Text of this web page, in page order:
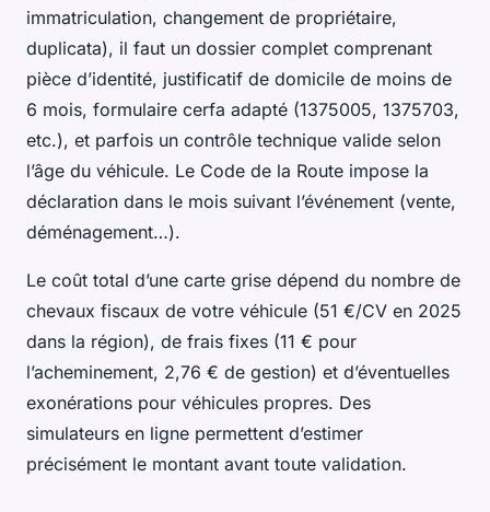
immatriculation, changement de propriétaire,
duplicata), il faut un dossier complet comprenant
pièce d’identité, justificatif de domicile de moins de
6 mois, formulaire cerfa adapté (1375005, 1375703,
etc.), et parfois un contrôle technique valide selon
l’âge du véhicule. Le Code de la Route impose la
déclaration dans le mois suivant l’événement (vente,
déménagement…).
Le coût total d’une carte grise dépend du nombre de
chevaux fiscaux de votre véhicule (51 €/CV en 2025
dans la région), de frais fixes (11 € pour
l’acheminement, 2,76 € de gestion) et d’éventuelles
exonérations pour véhicules propres. Des
simulateurs en ligne permettent d’estimer
précisément le montant avant toute validation.